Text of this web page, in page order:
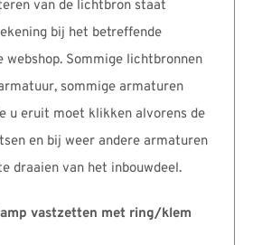
van de lichtbron staat
bij het betreffende
webshop. Sommige lichtbronnen
sommige armaturen
u eruit moet klikken alvorens de
en bij weer andere armaturen
draaien van het inbouwdeel.
vastzetten met ring/klem